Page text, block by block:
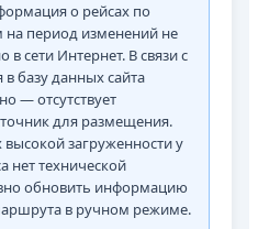
о рейсах по
период изменений не
в сети Интернет. В связи с
базу данных сайта
— отсутствует
для размещения.
высокой загруженности у
нет технической
обновить информацию
в ручном режиме.